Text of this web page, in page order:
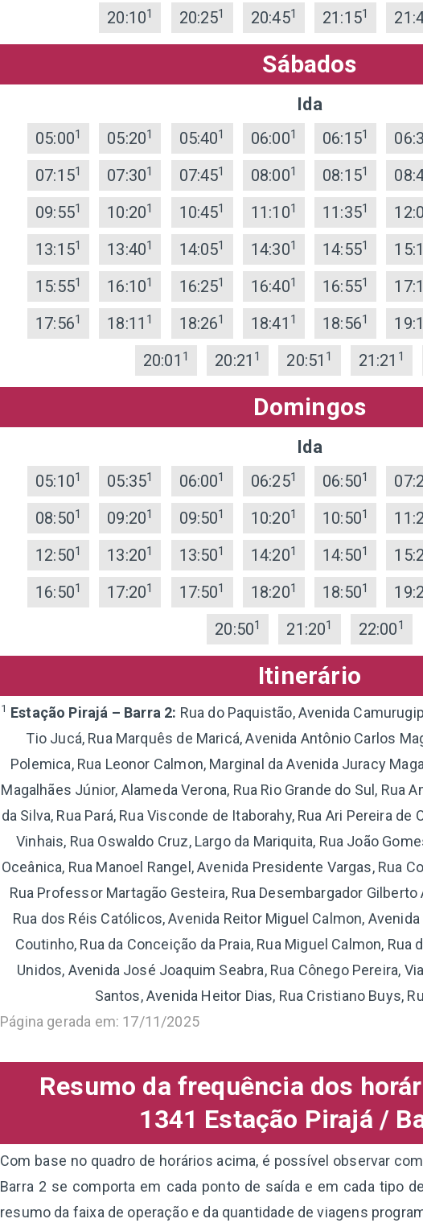
20:101 20:251 20:451 21:151
Sábados
Ida
05:001 05:201 05:401 06:001 06:151
07:151 07:301 07:451 08:001 08:151
09:551 10:201 10:451 11:101 11:351
13:151 13:401 14:051 14:301 14:551
15:551 16:101 16:251 16:401 16:551
17:561 18:11 1 18:261 18:41 1 18:561
20:01 1 20:21 1 20:51 1 21:21 1
Domingos
Ida
05:101 05:351 06:001 06:251 06:501
08:501 09:201 09:501 10:201 10:501
12:501 13:201 13:501 14:201 14:501
16:501 17:201 17:501 18:201 18:501
20:501 21:201 22:001
Itinerário
1 Estação Pirajá – Barra 2: Rua do Paquistão, Avenida
Tio Jucá, Rua Marquês de Maricá, Avenida Antônio Carlos
Polemica, Rua Leonor Calmon, Marginal da Avenida Juracy
Magalhães Júnior, Alameda Verona, Rua Rio Grande do Sul, Rua
da Silva, Rua Pará, Rua Visconde de Itaborahy, Rua Ari Pereira de
Vinhais, Rua Oswaldo Cruz, Largo da Mariquita, Rua João
Oceânica, Rua Manoel Rangel, Avenida Presidente Vargas, Rua
Rua Professor Martagão Gesteira, Rua Desembargador
Rua dos Réis Católicos, Avenida Reitor Miguel Calmon,
Coutinho, Rua da Conceição da Praia, Rua Miguel Calmon, Rua
Unidos, Avenida José Joaquim Seabra, Rua Cônego Pereira,
Santos, Avenida Heitor Dias, Rua Cristiano Buys,
Página gerada em: 17/11/2025
Resumo da frequência dos
1341 Estação Pirajá /
Com base no quadro de horários acima, é possível observar
Barra 2 se comporta em cada ponto de saída e em cada tipo
resumo da faixa de operação e da quantidade de viagens